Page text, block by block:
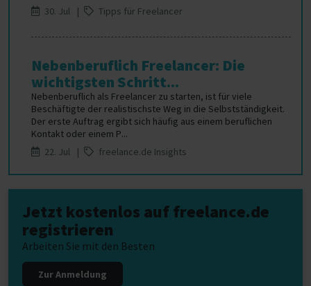
30. Jul |
Tipps für Freelancer
Nebenberuflich Freelancer: Die
wichtigsten Schritt...
Nebenberuflich als Freelancer zu starten, ist für viele
Beschäftigte der realistischste Weg in die Selbstständigkeit.
Der erste Auftrag ergibt sich häufig aus einem beruflichen
Kontakt oder einem P...
22. Jul |
freelance.de Insights
Jetzt kostenlos auf freelance.de
registrieren
Arbeiten Sie mit den Besten
Zur Anmeldung